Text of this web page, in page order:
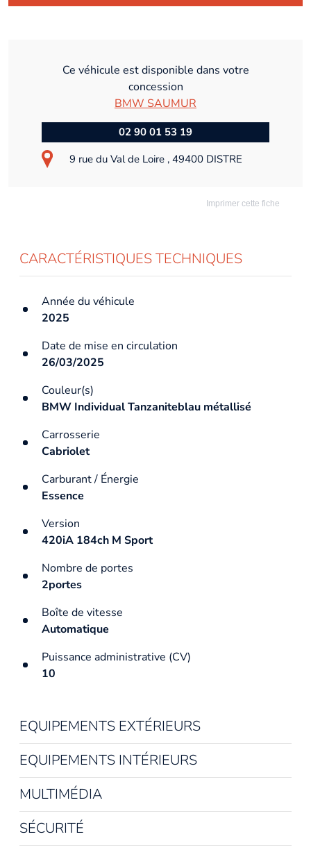
Ce véhicule est disponible dans votre
concession
BMW SAUMUR
02 90 01 53 19
9 rue du Val de Loire , 49400 DISTRE
Imprimer cette fiche
CARACTÉRISTIQUES TECHNIQUES
Année du véhicule
2025
Date de mise en circulation
26/03/2025
Couleur(s)
BMW Individual Tanzaniteblau métallisé
Carrosserie
Cabriolet
Carburant / Énergie
Essence
Version
420iA 184ch M Sport
Nombre de portes
2portes
Boîte de vitesse
Automatique
Puissance administrative (CV)
10
EQUIPEMENTS EXTÉRIEURS
EQUIPEMENTS INTÉRIEURS
MULTIMÉDIA
SÉCURITÉ